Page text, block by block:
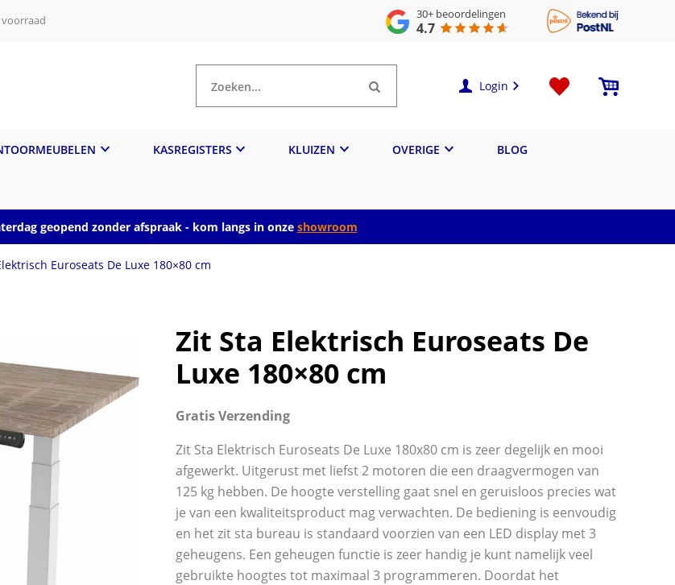
30+ beoordelingen
4.7
Zoeken... Login
KASREGISTERS KLUIZEN OVERIGE BLOG
geopend zonder afspraak - kom langs in onze showroom
Euroseats De Luxe 180×80 cm
Zit Sta Elektrisch Euroseats De
Luxe 180×80 cm
Gratis Verzending
Zit Sta Elektrisch Euroseats De Luxe 180x80 cm is zeer degelijk en mooi
afgewerkt. Uitgerust met liefst 2 motoren die een draagvermogen van
125 kg hebben. De hoogte verstelling gaat snel en geruisloos precies wat
je van een kwaliteitsproduct mag verwachten. De bediening is eenvoudig
en het zit sta bureau is standaard voorzien van een LED display met 3
geheugens. Een geheugen functie is zeer handig je kunt namelijk veel
gebruikte hoogtes tot maximaal 3 programmeren. Doordat het